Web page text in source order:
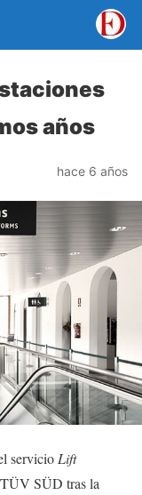
años
hace 6 años
servicio Lift
SÜD tras la